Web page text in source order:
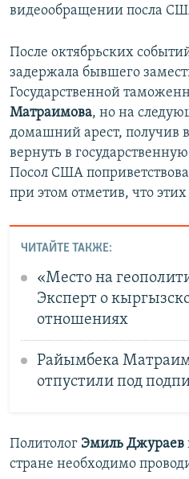
видеообращении посла
После октябрьских
задержала бывшего
Государственной
Матраимова, но на
домашний арест, получив
вернуть в
Посол США
при этом отметив, что
ЧИТАЙТЕ ТАКЖЕ:
«Место на
Эксперт о
отношениях
Райымбека
отпустили под
Политолог Эмиль Джураев
стране необходимо